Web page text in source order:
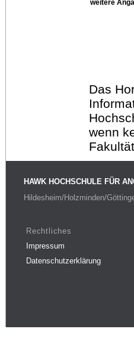
weitere
Das
wenn
HAWK HOCHSCHULE FÜR
Hildesheim/Holzminden/
Rechtliches
Impressum
Datenschutzerklärung